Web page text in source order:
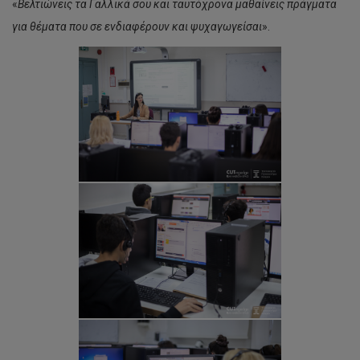
«Βελτιώνεις τα Γαλλικά σου και ταυτόχρονα μαθαίνεις πράγματα
για θέματα που σε ενδιαφέρουν και ψυχαγωγείσαι».